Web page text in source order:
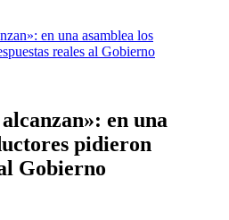
en una asamblea los
reales al Gobierno
en una
pidieron
Gobierno